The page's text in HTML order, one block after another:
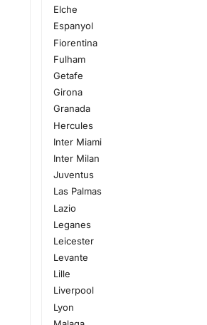
Elche
Espanyol
Fiorentina
Fulham
Getafe
Girona
Granada
Hercules
Inter Miami
Inter Milan
Juventus
Las Palmas
Lazio
Leganes
Leicester
Levante
Lille
Liverpool
Lyon